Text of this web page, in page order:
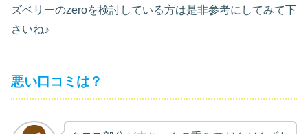
ズベリーのzeroを検討している方は是非参考にしてみて下
さいね♪
悪い口コミは？